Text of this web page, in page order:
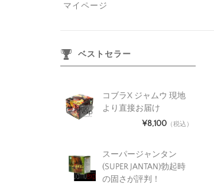
マイページ
ベストセラー
コブラX ジャムウ 現地
より直接お届け
¥8,100 （税込）
スーパージャンタン
(SUPER JANTAN)勃起時
の固さが評判！